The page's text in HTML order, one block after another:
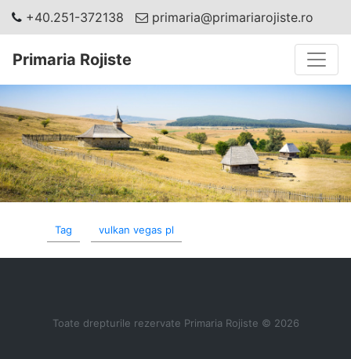
+40.251-372138 primaria@primariarojiste.ro
Primaria Rojiste
Tag vulkan vegas pl
Toate drepturile rezervate Primaria Rojiste © 2026